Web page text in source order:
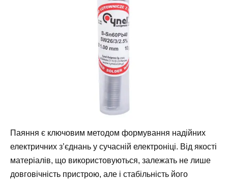
Паяння є ключовим методом формування надійних
електричних з’єднань у сучасній електроніці. Від якості
матеріалів, що використовуються, залежать не лише
довговічність пристрою, але і стабільність його